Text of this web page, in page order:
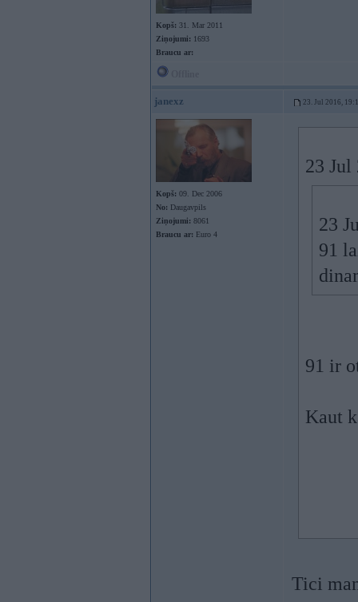
Kopš: 31. Mar 2011
Ziņojumi: 1693
Braucu ar:
janexz 23. Jul 2016,
Kopš: 09. Dec 2006
No: Daugavpils
Ziņojumi: 8061
Braucu ar: Euro 4
23
23
91
91 ir
Kaut
Tici